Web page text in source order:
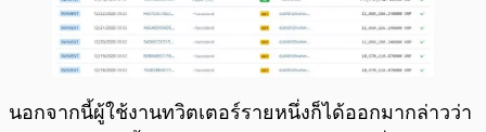
นอกจากนี้ผู้ใช้งานทวิตเตอร์รายหนึ่งก็ได้ออกมากล่าวว่า